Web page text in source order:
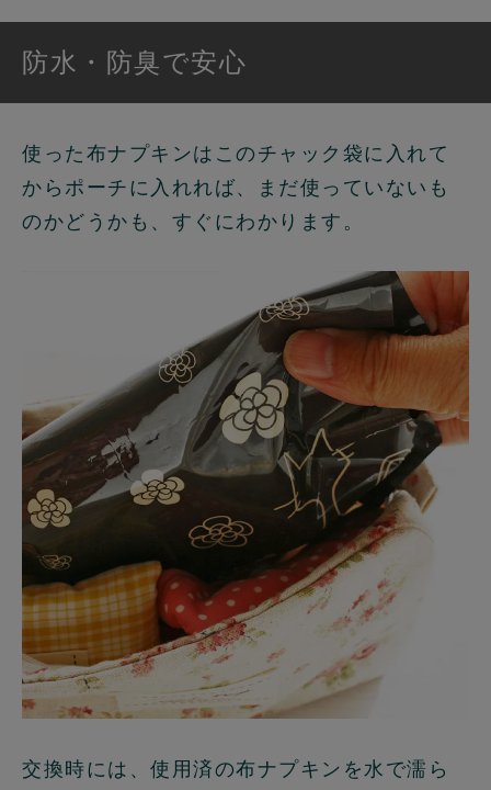
防水・防臭で安心
使った布ナプキンはこのチャック袋に入れて
からポーチに入れれば、まだ使っていないも
のかどうかも、すぐにわかります。
交換時には、使用済の布ナプキンを水で濡ら